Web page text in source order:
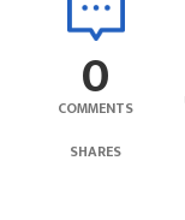
0
COMMENTS
SHARES